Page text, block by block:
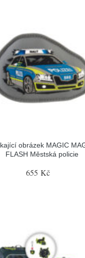
obrázek MAGIC
FLASH Městská policie
655 Kč